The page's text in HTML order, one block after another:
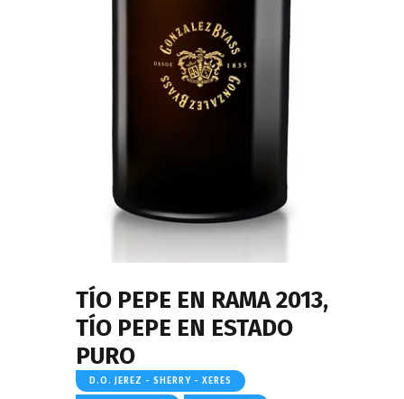
TÍO PEPE EN RAMA 2013,
TÍO PEPE EN ESTADO
PURO
D.O. JEREZ - SHERRY - XERES